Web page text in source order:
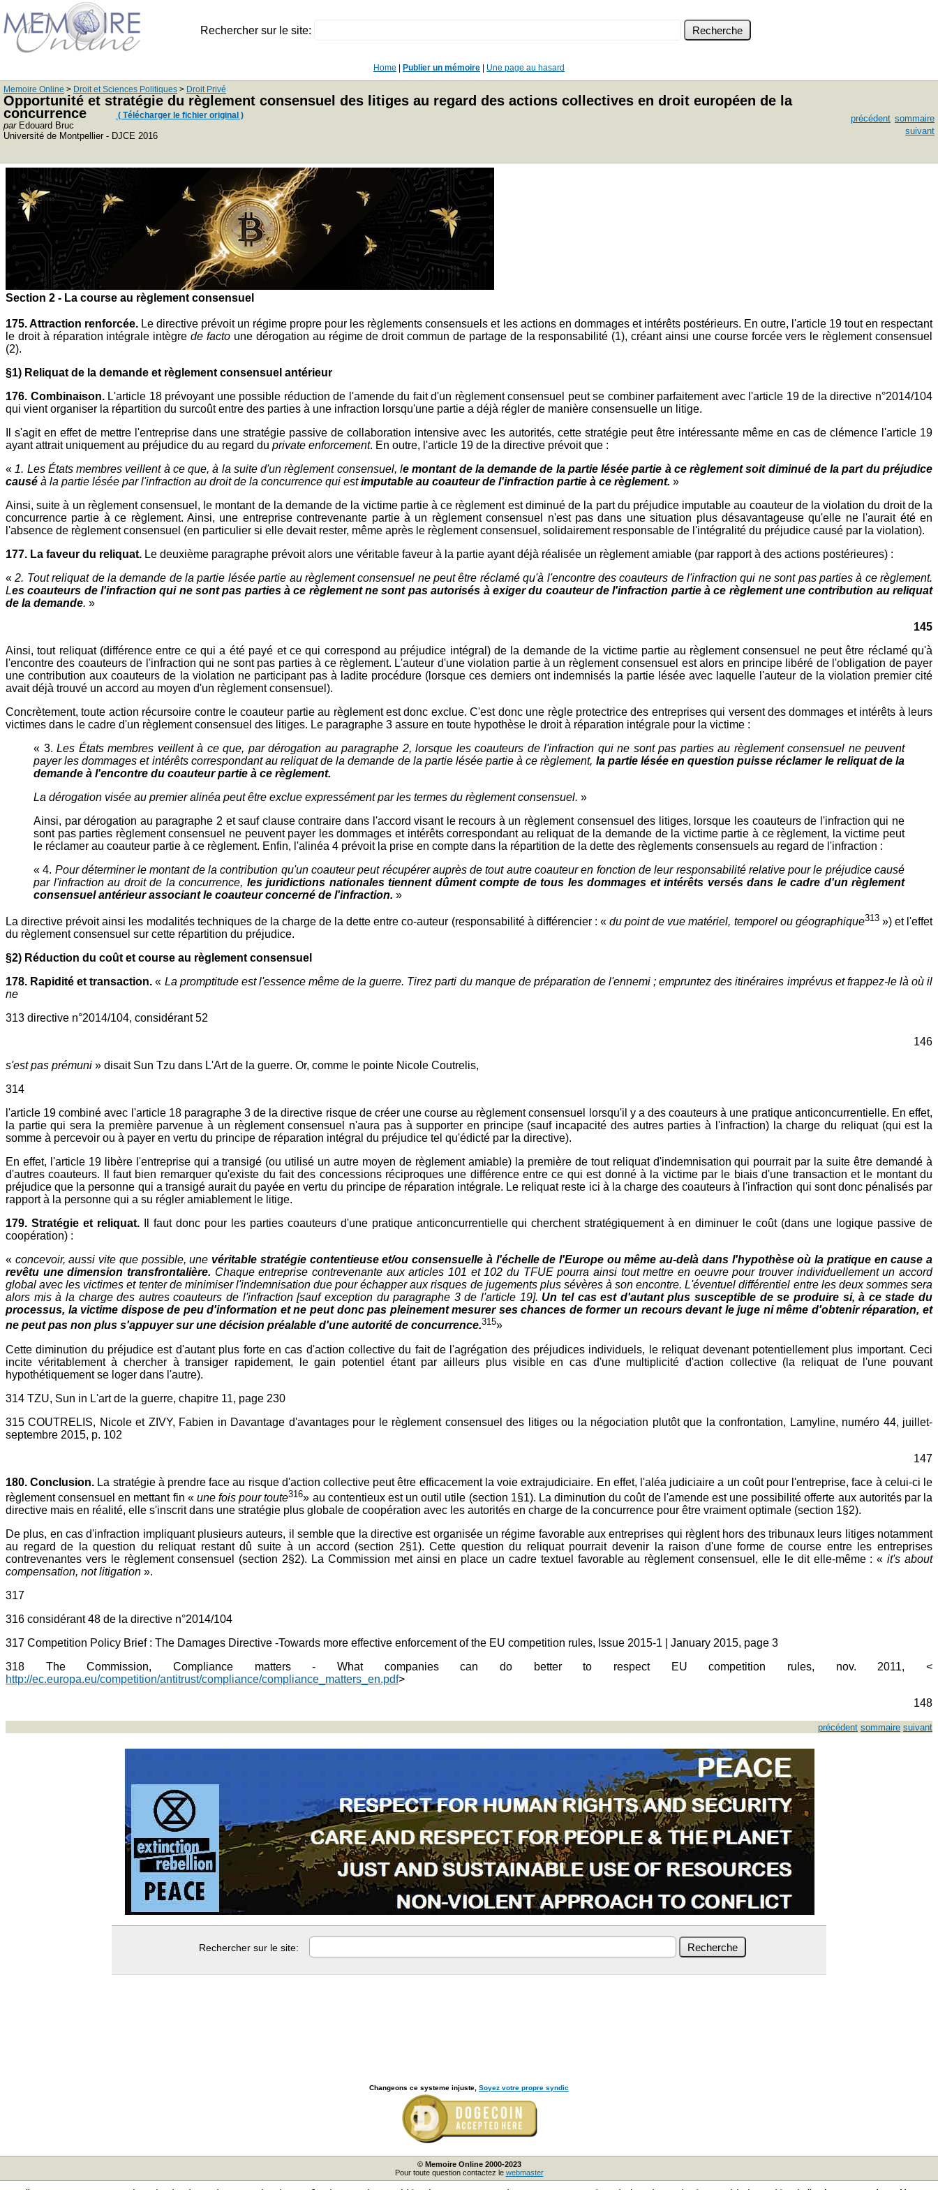
Rechercher sur le site:
Home Publier un mémoire Une page au hasard
Memoire Online > Droit et Sciences Politiques > Droit Privé
Opportunité et stratégie du règlement consensuel des litiges au regard des actions collectives en droit européen de la
concurrence
( Télécharger le fichier original )
parEdouard Bruc
Université de Montpellier - DJCE 2016
précédent sommaire
suivant
Section 2 - La course au règlement consensuel
175. Attraction renforcée. Le directive prévoit un régime propre pour les règlements consensuels et les actions en dommages et intérêts postérieurs. En outre, l'article 19 tout en respectant
le droit à réparation intégrale intègrede facto une dérogation au régime de droit commun de partage de la responsabilité (1), créant ainsi une course forcée vers le règlement consensuel
(2).
§1) Reliquat de la demande et règlement consensuel antérieur
176. Combinaison. L'article 18 prévoyant une possible réduction de l'amende du fait d'un règlement consensuel peut se combiner parfaitement avec l'article 19 de la directive n°2014/104
qui vient organiser la répartition du surcoût entre des parties à une infraction lorsqu'une partie a déjà régler de manière consensuelle un litige.
Il s'agit en effet de mettre l'entreprise dans une stratégie passive de collaboration intensive avec les autorités, cette stratégie peut être intéressante même en cas de clémence l'article 19
ayant attrait uniquement au préjudice du au regard du private enforcement. En outre, l'article 19 de la directive prévoit que :
« 1. Les États membres veillent à ce que, à la suite d'un règlement consensuel, le montant de la demande de la partie lésée partie à ce règlement soit diminué de la part du préjudice
causé à la partie lésée par l'infraction au droit de la concurrence qui estimputable au coauteur de l'infraction partie à ce règlement. »
Ainsi, suite à un règlement consensuel, le montant de la demande de la victime partie à ce règlement est diminué de la part du préjudice imputable au coauteur de la violation du droit de la
concurrence partie à ce règlement. Ainsi, une entreprise contrevenante partie à un règlement consensuel n'est pas dans une situation plus désavantageuse qu'elle ne l'aurait été en
l'absence de règlement consensuel (en particulier si elle devait rester, même après le règlement consensuel, solidairement responsable de l'intégralité du préjudice causé par la violation).
177. La faveur du reliquat. Le deuxième paragraphe prévoit alors une véritable faveur à la partie ayant déjà réalisée un règlement amiable (par rapport à des actions postérieures) :
«2. Tout reliquat de la demande de la partie lésée partie au règlement consensuel ne peut être réclamé qu'à l'encontre des coauteurs de l'infraction qui ne sont pas parties à ce règlement.
Les coauteurs de l'infraction qui ne sont pas parties à ce règlement ne sont pas autorisés à exiger du coauteur de l'infraction partie à ce règlement une contribution au reliquat
de la demande. »
145
Ainsi, tout reliquat (différence entre ce qui a été payé et ce qui correspond au préjudice intégral) de la demande de la victime partie au règlement consensuel ne peut être réclamé qu'à
l'encontre des coauteurs de l'infraction qui ne sont pas parties à ce règlement. L'auteur d'une violation partie à un règlement consensuel est alors en principe libéré de l'obligation de payer
une contribution aux coauteurs de la violation ne participant pas à ladite procédure (lorsque ces derniers ont indemnisés la partie lésée avec laquelle l'auteur de la violation premier cité
avait déjà trouvé un accord au moyen d'un règlement consensuel).
Concrètement, toute action récursoire contre le coauteur partie au règlement est donc exclue. C'est donc une règle protectrice des entreprises qui versent des dommages et intérêts à leurs
victimes dans le cadre d'un règlement consensuel des litiges. Le paragraphe 3 assure en toute hypothèse le droit à réparation intégrale pour la victime :
« 3. Les États membres veillent à ce que, par dérogation au paragraphe 2, lorsque les coauteurs de l'infraction qui ne sont pas parties au règlement consensuel ne peuvent
payer les dommages et intérêts correspondant au reliquat de la demande de la partie lésée partie à ce règlement, la partie lésée en question puisse réclamer le reliquat de la
demande à l'encontre du coauteur partie à ce règlement.
La dérogation visée au premier alinéa peut être exclue expressément par les termes du règlement consensuel. »
Ainsi, par dérogation au paragraphe 2 et sauf clause contraire dans l'accord visant le recours à un règlement consensuel des litiges, lorsque les coauteurs de l'infraction qui ne
sont pas parties règlement consensuel ne peuvent payer les dommages et intérêts correspondant au reliquat de la demande de la victime partie à ce règlement, la victime peut
le réclamer au coauteur partie à ce règlement. Enfin, l'alinéa 4 prévoit la prise en compte dans la répartition de la dette des règlements consensuels au regard de l'infraction :
« 4. Pour déterminer le montant de la contribution qu'un coauteur peut récupérer auprès de tout autre coauteur en fonction de leur responsabilité relative pour le préjudice causé
par l'infraction au droit de la concurrence, les juridictions nationales tiennent dûment compte de tous les dommages et intérêts versés dans le cadre d'un règlement
consensuel antérieur associant le coauteur concerné de l'infraction. »
La directive prévoit ainsi les modalités techniques de la charge de la dette entre co-auteur (responsabilité à différencier : « du point de vue matériel, temporel ou géographique313») et l'effet
du règlement consensuel sur cette répartition du préjudice.
§2) Réduction du coût et course au règlement consensuel
178. Rapidité et transaction.« La promptitude est l'essence même de la guerre. Tirez parti du manque de préparation de l'ennemi ; empruntez des itinéraires imprévus et frappez-le là où il
ne
313 directive n°2014/104, considérant 52
146
s'est pas prémuni » disait Sun Tzu dans L'Art de la guerre. Or, comme le pointe Nicole Coutrelis,
314
l'article 19 combiné avec l'article 18 paragraphe 3 de la directive risque de créer une course au règlement consensuel lorsqu'il y a des coauteurs à une pratique anticoncurrentielle. En effet,
la partie qui sera la première parvenue à un règlement consensuel n'aura pas à supporter en principe (sauf incapacité des autres parties à l'infraction) la charge du reliquat (qui est la
somme à percevoir ou à payer en vertu du principe de réparation intégral du préjudice tel qu'édicté par la directive).
En effet, l'article 19 libère l'entreprise qui a transigé (ou utilisé un autre moyen de règlement amiable) la première de tout reliquat d'indemnisation qui pourrait par la suite être demandé à
d'autres coauteurs. Il faut bien remarquer qu'existe du fait des concessions réciproques une différence entre ce qui est donné à la victime par le biais d'une transaction et le montant du
préjudice que la personne qui a transigé aurait du payée en vertu du principe de réparation intégrale. Le reliquat reste ici à la charge des coauteurs à l'infraction qui sont donc pénalisés par
rapport à la personne qui a su régler amiablement le litige.
179. Stratégie et reliquat.
Il faut donc pour les parties coauteurs d'une pratique anticoncurrentielle qui cherchent stratégiquement à en diminuer le coût (dans une logique passive de
coopération) :
« concevoir, aussi vite que possible, une véritable stratégie contentieuse et/ou consensuelle à l'échelle de l'Europe ou même au-delà dans l'hypothèse où la pratique en cause a
revêtu une dimension transfrontalière. Chaque entreprise contrevenante aux articles 101 et 102 du TFUE pourra ainsi tout mettre en oeuvre pour trouver individuellement un accord
global avec les victimes et tenter de minimiser l'indemnisation due pour échapper aux risques de jugements plus sévères à son encontre. L'éventuel différentiel entre les deux sommes sera
alors mis à la charge des autres coauteurs de l'infraction [sauf exception du paragraphe 3 de l'article 19]. Un tel cas est d'autant plus susceptible de se produire si, à ce stade du
processus, la victime dispose de peu d'information et ne peut donc pas pleinement mesurer ses chances de former un recours devant le juge ni même d'obtenir réparation, et
ne peut pas non plus s'appuyer sur une décision préalable d'une autorité de concurrence.315»
Cette diminution du préjudice est d'autant plus forte en cas d'action collective du fait de l'agrégation des préjudices individuels, le reliquat devenant potentiellement plus important. Ceci
incite véritablement à chercher à transiger rapidement, le gain potentiel étant par ailleurs plus visible en cas d'une multiplicité d'action collective (la reliquat de l'une pouvant
hypothétiquement se loger dans l'autre).
314 TZU, Sun in L'art de la guerre, chapitre 11, page 230
315 COUTRELIS, Nicole et ZIVY, Fabien in Davantage d'avantages pour le règlement consensuel des litiges ou la négociation plutôt que la confrontation, Lamyline, numéro 44, juillet-
septembre 2015, p. 102
147
180. Conclusion. La stratégie à prendre face au risque d'action collective peut être efficacement la voie extrajudiciaire. En effet, l'aléa judiciaire a un coût pour l'entreprise, face à celui-ci le
règlement consensuel en mettant fin « une fois pour toute316» au contentieux est un outil utile (section 1§1). La diminution du coût de l'amende est une possibilité offerte aux autorités par la
directive mais en réalité, elle s'inscrit dans une stratégie plus globale de coopération avec les autorités en charge de la concurrence pour être vraiment optimale (section 1§2).
De plus, en cas d'infraction impliquant plusieurs auteurs, il semble que la directive est organisée un régime favorable aux entreprises qui règlent hors des tribunaux leurs litiges notamment
au regard de la question du reliquat restant dû suite à un accord (section 2§1). Cette question du reliquat pourrait devenir la raison d'une forme de course entre les entreprises
contrevenantes vers le règlement consensuel (section 2§2). La Commission met ainsi en place un cadre textuel favorable au règlement consensuel, elle le dit elle-même : «it's about
compensation, not litigation ».
317
316 considérant 48 de la directive n°2014/104
317 Competition Policy Brief : The Damages Directive -Towards more effective enforcement of the EU competition rules, Issue 2015-1 | January 2015, page 3
318 The Commission, Compliance matters - What companies can do better to respect EU competition rules, nov. 2011, <
http://ec.europa.eu/competition/antitrust/compliance/compliance_matters_en.pdf>
148
précédent sommaire suivant
Rechercher sur le site:
Changeons ce systeme injuste, Soyez votre propre syndic
© Memoire Online 2000-2023
Pour toute question contactez le webmaster